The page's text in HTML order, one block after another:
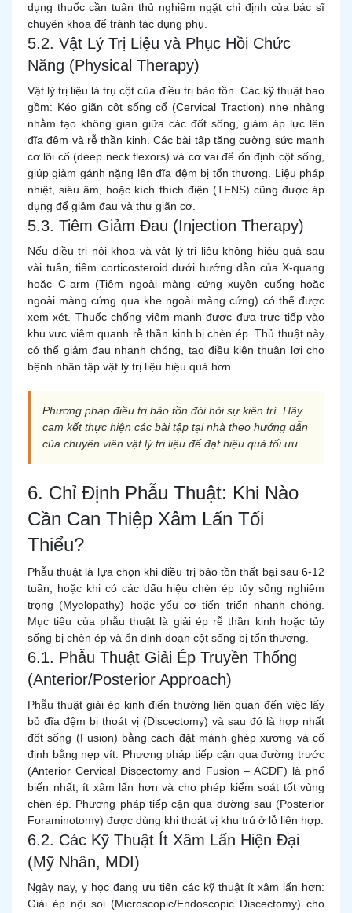
dụng thuốc cần tuân thủ nghiêm ngặt chỉ định của bác sĩ
chuyên khoa để tránh tác dụng phụ.
5.2. Vật Lý Trị Liệu và Phục Hồi Chức
Năng (Physical Therapy)
Vật lý trị liệu là trụ cột của điều trị bảo tồn. Các kỹ thuật bao
gồm: Kéo giãn cột sống cổ (Cervical Traction) nhẹ nhàng
nhằm tạo không gian giữa các đốt sống, giảm áp lực lên
đĩa đệm và rễ thần kinh. Các bài tập tăng cường sức mạnh
cơ lõi cổ (deep neck flexors) và cơ vai để ổn định cột sống,
giúp giảm gánh nặng lên đĩa đệm bị tổn thương. Liệu pháp
nhiệt, siêu âm, hoặc kích thích điện (TENS) cũng được áp
dụng để giảm đau và thư giãn cơ.
5.3. Tiêm Giảm Đau (Injection Therapy)
Nếu điều trị nội khoa và vật lý trị liệu không hiệu quả sau
vài tuần, tiêm corticosteroid dưới hướng dẫn của X-quang
hoặc C-arm (Tiêm ngoài màng cứng xuyên cuống hoặc
ngoài màng cứng qua khe ngoài màng cứng) có thể được
xem xét. Thuốc chống viêm mạnh được đưa trực tiếp vào
khu vực viêm quanh rễ thần kinh bị chèn ép. Thủ thuật này
có thể giảm đau nhanh chóng, tạo điều kiện thuận lợi cho
bệnh nhân tập vật lý trị liệu hiệu quả hơn.
Phương pháp điều trị bảo tồn đòi hỏi sự kiên trì. Hãy
cam kết thực hiện các bài tập tại nhà theo hướng dẫn
của chuyên viên vật lý trị liệu để đạt hiệu quả tối ưu.
6. Chỉ Định Phẫu Thuật: Khi Nào
Cần Can Thiệp Xâm Lấn Tối
Thiểu?
Phẫu thuật là lựa chọn khi điều trị bảo tồn thất bại sau 6-12
tuần, hoặc khi có các dấu hiệu chèn ép tủy sống nghiêm
trọng (Myelopathy) hoặc yếu cơ tiến triển nhanh chóng.
Mục tiêu của phẫu thuật là giải ép rễ thần kinh hoặc tủy
sống bị chèn ép và ổn định đoạn cột sống bị tổn thương.
6.1. Phẫu Thuật Giải Ép Truyền Thống
(Anterior/Posterior Approach)
Phẫu thuật giải ép kinh điển thường liên quan đến việc lấy
bỏ đĩa đệm bị thoát vị (Discectomy) và sau đó là hợp nhất
đốt sống (Fusion) bằng cách đặt mảnh ghép xương và cố
định bằng nẹp vít. Phương pháp tiếp cận qua đường trước
(Anterior Cervical Discectomy and Fusion – ACDF) là phổ
biến nhất, ít xâm lấn hơn và cho phép kiểm soát tốt vùng
chèn ép. Phương pháp tiếp cận qua đường sau (Posterior
Foraminotomy) được dùng khi thoát vị khu trú ở lỗ liên hợp.
6.2. Các Kỹ Thuật Ít Xâm Lấn Hiện Đại
(Mỹ Nhân, MDI)
Ngày nay, y học đang ưu tiên các kỹ thuật ít xâm lấn hơn:
Giải ép nội soi (Microscopic/Endoscopic Discectomy) cho